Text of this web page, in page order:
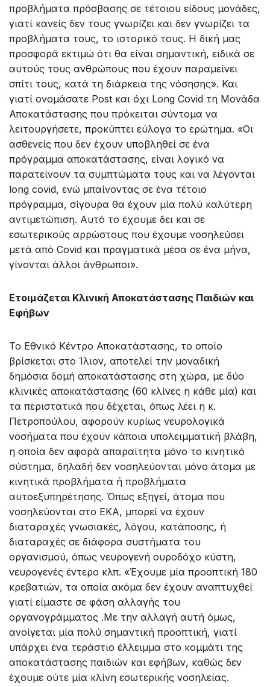
προβλήματα πρόσβασης σε τέτοιου είδους μονάδες,
γιατί κανείς δεν τους γνωρίζει και δεν γνωρίζει τα
προβλήματα τους, το ιστορικό τους. Η δική μας
προσφορά εκτιμώ ότι θα είναι σημαντική, ειδικά σε
αυτούς τους ανθρώπους που έχουν παραμείνει
σπίτι τους, κατά τη διάρκεια της νόσησης». Και
γιατί ονομάσατε Post και όχι Long Covid τη Μονάδα
Αποκατάστασης που πρόκειται σύντομα να
λειτουργήσετε, προκύπτει εύλογα το ερώτημα. «Οι
ασθενείς που δεν έχουν υποβληθεί σε ένα
πρόγραμμα αποκατάστασης, είναι λογικό να
παρατείνουν τα συμπτώματα τους και να λέγονται
long covid, ενώ μπαίνοντας σε ένα τέτοιο
πρόγραμμα, σίγουρα θα έχουν μία πολύ καλύτερη
αντιμετώπιση. Αυτό το έχουμε δει και σε
εσωτερικούς αρρώστους που έχουμε νοσηλεύσει
μετά από Covid και πραγματικά μέσα σε ένα μήνα,
γίνονται άλλοι άνθρωποι».
Ετοιμάζεται Κλινική Αποκατάστασης Παιδιών και
Εφήβων
Το Εθνικό Κέντρο Αποκατάστασης, το οποίο
βρίσκεται στο Ίλιον, αποτελεί την μοναδική
δημόσια δομή αποκατάστασης στη χώρα, με δύο
κλινικές αποκατάστασης (60 κλίνες η κάθε μία) και
τα περιστατικά που δέχεται, όπως λέει η κ.
Πετροπούλου, αφορούν κυρίως νευρολογικά
νοσήματα που έχουν κάποια υπολειμματική βλάβη,
η οποία δεν αφορά απαραίτητα μόνο το κινητικό
σύστημα, δηλαδή δεν νοσηλεύονται μόνο άτομα με
κινητικά προβλήματα ή προβλήματα
αυτοεξυπηρέτησης. Όπως εξηγεί, άτομα που
νοσηλεύονται στο ΕΚΑ, μπορεί να έχουν
διαταραχές γνωσιακές, λόγου, κατάποσης, ή
διαταραχές σε διάφορα συστήματα του
οργανισμού, όπως νευρογενή ουροδόχο κύστη,
νευρογενές έντερο κλπ. «Έχουμε μία προοπτική 180
κρεβατιών, τα οποία ακόμα δεν έχουν αναπτυχθεί
γιατί είμαστε σε φάση αλλαγής του
οργανογράμματος .Με την αλλαγή αυτή όμως,
ανοίγεται μία πολύ σημαντική προοπτική, γιατί
υπάρχει ένα τεράστιο έλλειμμα στο κομμάτι της
αποκατάστασης παιδιών και εφήβων, καθώς δεν
έχουμε ούτε μία κλίνη εσωτερικής νοσηλείας.